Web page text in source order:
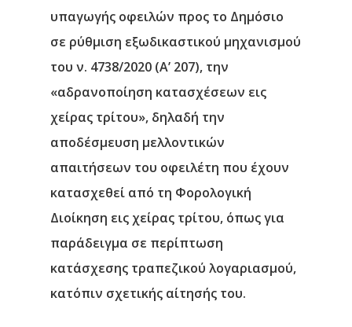
υπαγωγής οφειλών προς το Δημόσιο
σε ρύθμιση εξωδικαστικού μηχανισμού
του ν. 4738/2020 (Α’ 207), την
«αδρανοποίηση κατασχέσεων εις
χείρας τρίτου», δηλαδή την
αποδέσμευση μελλοντικών
απαιτήσεων του οφειλέτη που έχουν
κατασχεθεί από τη Φορολογική
Διοίκηση εις χείρας τρίτου, όπως για
παράδειγμα σε περίπτωση
κατάσχεσης τραπεζικού λογαριασμού,
κατόπιν σχετικής αίτησής του.